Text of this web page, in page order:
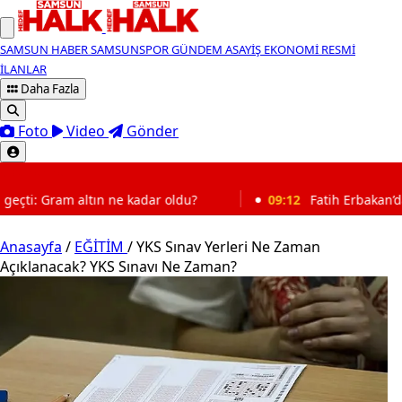
SAMSUN HABERSAMSUNSPORGÜNDEM ASAYİŞ EKONOMİ RESMİ
İLANLAR
Daha Fazla
Foto Video Gönder
oldu? 09:12 Fatih Erbakan’dan emeklilik için çağrı:
Anasayfa / EĞİTİM /YKS Sınav Yerleri Ne Zaman
Açıklanacak? YKS Sınavı Ne Zaman?